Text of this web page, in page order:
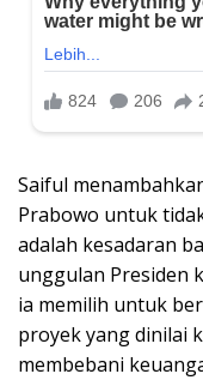
Saiful
Prabowo untuk
adalah kesadaran
unggulan Presiden
ia memilih untuk
proyek yang dinilai
membebani